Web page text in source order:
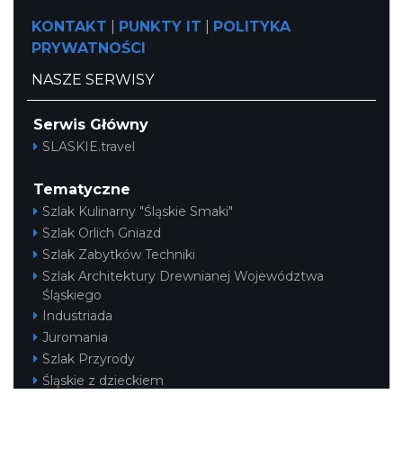
KONTAKT PUNKTY IT
POLITYKA
PRYWATNOŚCI
NASZE SERWISY
Serwis Główny
SLASKIE.travel
Tematyczne
Szlak Kulinarny "Śląskie Smaki"
Szlak Orlich Gniazd
Szlak Zabytków Techniki
Szlak Architektury Drewnianej Województwa
Śląskiego
Industriada
Juromania
Szlak Przyrody
Śląskie z dzieckiem